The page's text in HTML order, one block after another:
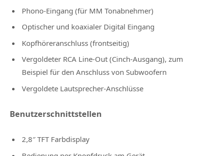
Phono-Eingang (für MM Tonabnehmer)
Optischer und koaxialer Digital Eingang
Kopfhöreranschluss (frontseitig)
Vergoldeter RCA Line-Out (Cinch-Ausgang), zum
Beispiel für den Anschluss von Subwoofern
Vergoldete Lautsprecher-Anschlüsse
Benutzerschnittstellen
2,8″ TFT Farbdisplay